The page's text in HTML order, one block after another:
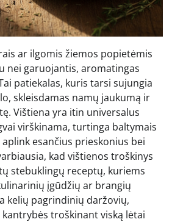
ar ilgomis žiemos popietėmis
nei garuojantis, aromatingas
patiekalas, kuris tarsi sujungia
skleisdamas namų jaukumą ir
Vištiena yra itin universalus
virškinama, turtinga baltymais
esančius prieskonius bei
kad vištienos troškinys
stebuklingų receptų, kuriems
įgūdžių ar brangių
kelių pagrindinių daržovių,
troškinant viską lėtai